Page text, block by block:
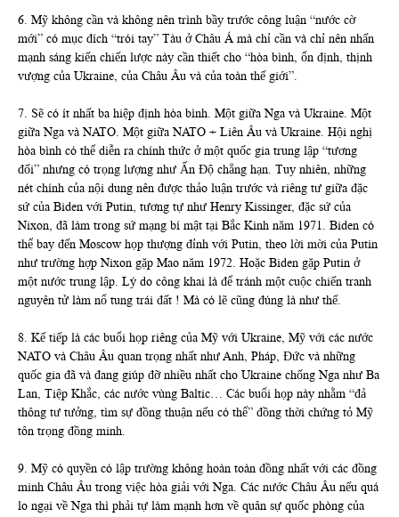
6. Mỹ không cần và không nên trình bầy trước công luận “nước cờ
mới” có mục đích “trói tay” Tàu ở Châu Á mà chỉ cần và chỉ nên nhấn
mạnh sáng kiến chiến lược này cần thiết cho “hòa bình, ổn định, thịnh
vượng của Ukraine, của Châu Âu và của toàn thế giới”.
7. Sẽ có ít nhất ba hiệp định hòa bình. Một giữa Nga và Ukraine. Một
giữa Nga và NATO. Một giữa NATO + Liên Âu và Ukraine. Hội nghị
hòa bình có thể diễn ra chính thức ở một quốc gia trung lập “tương
đối” nhưng có trọng lượng như Ấn Độ chẳng hạn. Tuy nhiên, những
nét chính của nội dung nên được thảo luận trước và riêng tư giữa đặc
sứ của Biden với Putin, tương tự như Henry Kissinger, đặc sứ của
Nixon, đã làm trong sứ mạng bí mật tại Bắc Kinh năm 1971. Biden có
thể bay đến Moscow họp thượng đỉnh với Putin, theo lời mời của Putin
như trường hợp Nixon gặp Mao năm 1972. Hoặc Biden gặp Putin ở
một nước trung lập. Lý do công khai là để tránh một cuộc chiến tranh
nguyên tử làm nổ tung trái đất ! Mà có lẽ cũng đúng là như thế.
8. Kế tiếp là các buổi họp riêng của Mỹ với Ukraine, Mỹ với các nước
NATO và Châu Âu quan trọng nhất như Anh, Pháp, Đức và những
quốc gia đã và đang giúp đỡ nhiều nhất cho Ukraine chống Nga như Ba
Lan, Tiệp Khắc, các nước vùng Baltic… Các buổi họp này nhằm “đả
thông tư tưởng, tìm sự đồng thuận nếu có thể” đồng thời chứng tỏ Mỹ
tôn trọng đồng minh.
9. Mỹ có quyền có lập trường không hoàn toàn đồng nhất với các đồng
minh Châu Âu trong việc hòa giải với Nga. Các nước Châu Âu nếu quá
lo ngại về Nga thì phải tự làm mạnh hơn về quân sự quốc phòng của